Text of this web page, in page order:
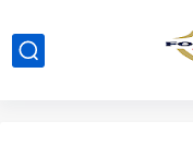
مباراة مانشستر يونايتد و اتلتيكو مدريد مباراة ودية 2026